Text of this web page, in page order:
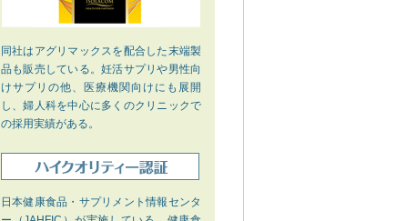
同社はアグリマックスを配合した末端製
品も販売している。妊活サプリや男性向
けサプリの他、医療機関向けにも展開
し、婦人科を中心に多くのクリニックで
の採用実績がある。
日本健康食品・サプリメント情報センタ